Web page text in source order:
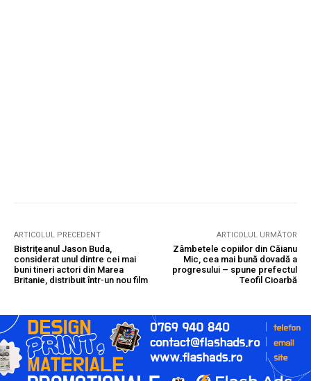
ARTICOLUL PRECEDENT
Bistrițeanul Jason Buda,
considerat unul dintre cei mai
buni tineri actori din Marea
Britanie, distribuit într-un nou film
ARTICOLUL URMĂTOR
Zâmbetele copiilor din Căianu
Mic, cea mai bună dovadă a
progresului – spune prefectul
Teofil Cioarbă